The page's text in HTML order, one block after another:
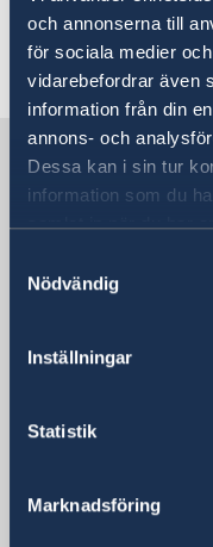
och annonserna till
för sociala medier
vidarebefordrar även
information från din
annons- och
Dessa kan i sin tur
information som du
samlat in när du har
Nödvändig
Inställningar
Statistik
Marknadsföring
비즈니스 반부패 정책
스웨덴 방문
스웨덴 간략 정보
스웨덴 관광 정보
비자 발급
방문자거주허가-장기
비자 관련 개인 정보
스웨덴 여행 시 반입
스웨덴의 가족이나
신청관련 기본사항
스웨덴 취업
신청관련 기본사항
스웨덴 워킹홀리데이
스웨덴 유학
studyinsweden.kr
스웨덴 교육 관련 링크
스웨덴에 대한 여러
국가 공식 홈페이지
스웨덴 문화
스웨덴 과학과 혁신
여권진위여부확인/거
주한스웨덴무역투
주한스웨덴기업
비즈니스 반부패
한국 속의 스
스웨덴대사관
전화
대구